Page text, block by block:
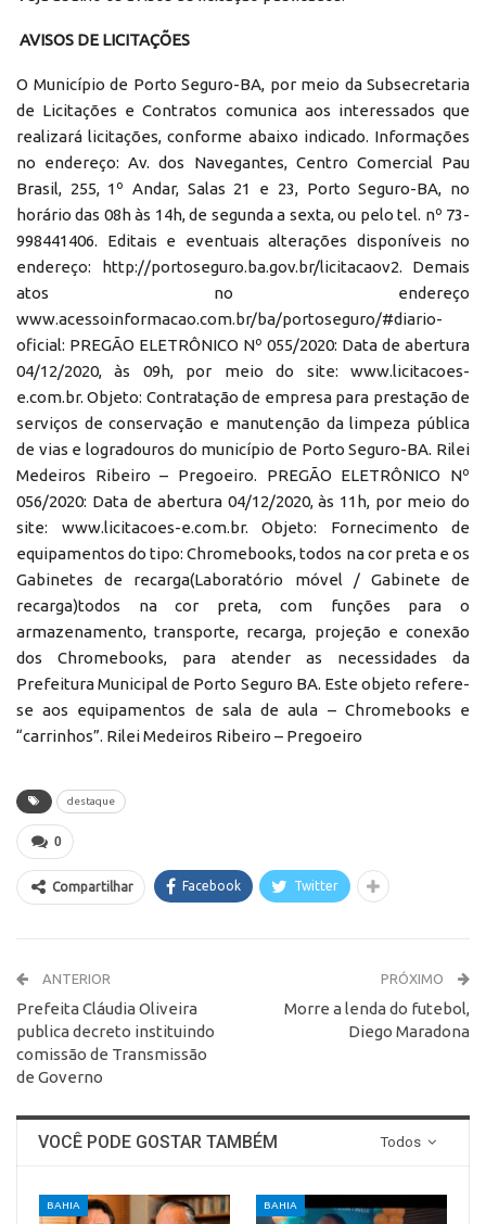
AVISOS DE LICITAÇÕES
O Município de Porto Seguro-BA, por meio da Subsecretaria
de Licitações e Contratos comunica aos interessados que
realizará licitações, conforme abaixo indicado. Informações
no endereço: Av. dos Navegantes, Centro Comercial Pau
Brasil, 255, 1º Andar, Salas 21 e 23, Porto Seguro-BA, no
horário das 08h às 14h, de segunda a sexta, ou pelo tel. nº 73-
998441406. Editais e eventuais alterações disponíveis no
endereço: http://portoseguro.ba.gov.br/licitacaov2. Demais
atos no endereço
www.acessoinformacao.com.br/ba/portoseguro/#diario-
oficial: PREGÃO ELETRÔNICO Nº 055/2020: Data de abertura
04/12/2020, às 09h, por meio do site: www.licitacoes-
e.com.br. Objeto: Contratação de empresa para prestação de
serviços de conservação e manutenção da limpeza pública
de vias e logradouros do município de Porto Seguro-BA. Rilei
Medeiros Ribeiro – Pregoeiro. PREGÃO ELETRÔNICO Nº
056/2020: Data de abertura 04/12/2020, às 11h, por meio do
site: www.licitacoes-e.com.br. Objeto: Fornecimento de
equipamentos do tipo: Chromebooks, todos na cor preta e os
Gabinetes de recarga(Laboratório móvel / Gabinete de
recarga)todos na cor preta, com funções para o
armazenamento, transporte, recarga, projeção e conexão
dos Chromebooks, para atender as necessidades da
Prefeitura Municipal de Porto Seguro BA. Este objeto refere-
se aos equipamentos de sala de aula – Chromebooks e
“carrinhos”. Rilei Medeiros Ribeiro – Pregoeiro
destaque
0
Compartilhar Facebook Twitter
ANTERIOR
Prefeita Cláudia Oliveira
publica decreto instituindo
comissão de Transmissão
de Governo
PRÓXIMO
Morre a lenda do futebol,
Diego Maradona
Todos
VOCÊ PODE GOSTAR TAMBÉM
BAHIA BAHIA